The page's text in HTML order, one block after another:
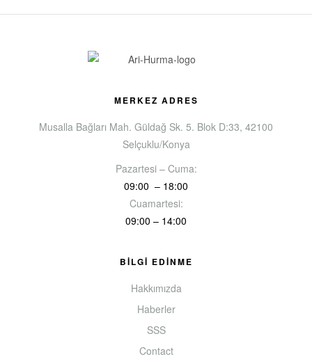
MERKEZ ADRES
Musalla Bağları Mah. Güldağ Sk. 5. Blok D:33, 42100
Selçuklu/Konya
Pazartesi – Cuma:
09:00 – 18:00
Cuamartesi:
09:00 – 14:00
BİLGİ EDİNME
Hakkımızda
Haberler
SSS
Contact